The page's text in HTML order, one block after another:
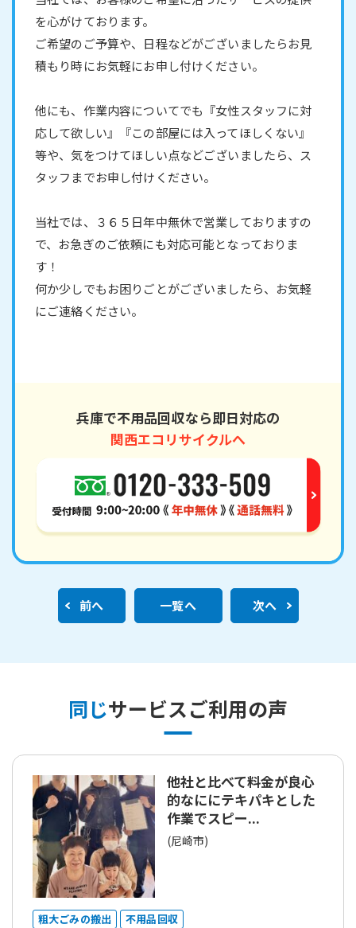
を心がけております。
ご希望のご予算や、日程などがございましたらお見
積もり時にお気軽にお申し付けください。
他にも、作業内容についてでも『女性スタッフに対
応して欲しい』『この部屋には入ってほしくない』
等や、気をつけてほしい点などございましたら、ス
タッフまでお申し付けください。
当社では、３６５日年中無休で営業しておりますの
で、お急ぎのご依頼にも対応可能となっておりま
す！
何か少しでもお困りごとがございましたら、お気軽
にご連絡ください。
兵庫で不用品回収なら即日対応の
関西エコリサイクルへ
前へ 一覧へ 次へ
同じサービスご利用の声
他社と比べて料金が良心
的なににテキパキとした
作業でスピー...
(尼崎市)
粗大ごみの搬出 不用品回収